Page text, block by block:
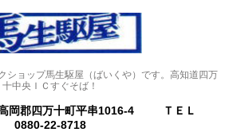
ショップ馬生駆屋（ばいくや）です。高知道四万
十中央ＩＣすぐそば！
郡四万十町平串1016-4
ＴＥＬ
0880-22-8718